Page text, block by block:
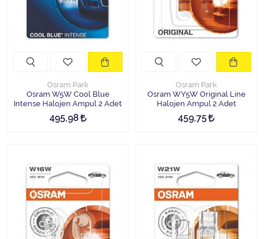
Osram Park
Osram W5W Cool Blue
Intense Halojen Ampul 2 Adet
495,98
Osram Park
Osram WY5W Original Line
Halojen Ampul 2 Adet
459,75